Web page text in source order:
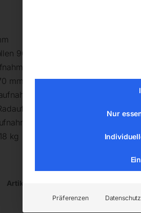
90 mm
70 mm
mm
340 – 620 mm
270 – 550 mm
unten – oben 36 – 106
kg
Artikelnummer:
Nur
Präferenzen